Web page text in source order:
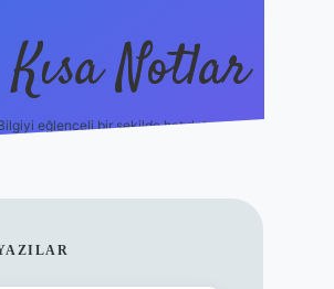
Kısa Notlar
eğlenceli bir şekilde hatırlatan durak.